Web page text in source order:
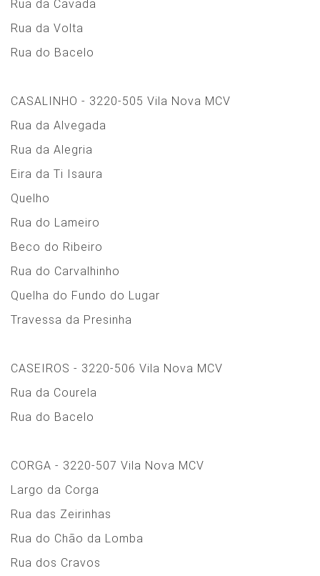
Rua da Cavada
Rua da Volta
Rua do Bacelo
CASALINHO - 3220-505 Vila Nova MCV
Rua da Alvegada
Rua da Alegria
Eira da Ti Isaura
Quelho
Rua do Lameiro
Beco do Ribeiro
Rua do Carvalhinho
Quelha do Fundo do Lugar
Travessa da Presinha
CASEIROS - 3220-506 Vila Nova MCV
Rua da Courela
Rua do Bacelo
CORGA - 3220-507 Vila Nova MCV
Largo da Corga
Rua das Zeirinhas
Rua do Chão da Lomba
Rua dos Cravos